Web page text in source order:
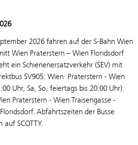
2026 fahren auf der S-Bahn Wien
Wien Praterstern – Wien Floridsdorf
ein Schienenersatzverkehr (SEV) mit
SV905: Wien Praterstern - Wien
Uhr, Sa, So, feiertags bis 20:00 Uhr).
Praterstern - Wien Traisengasse -
Abfahrtszeiten der Busse
SCOTTY.